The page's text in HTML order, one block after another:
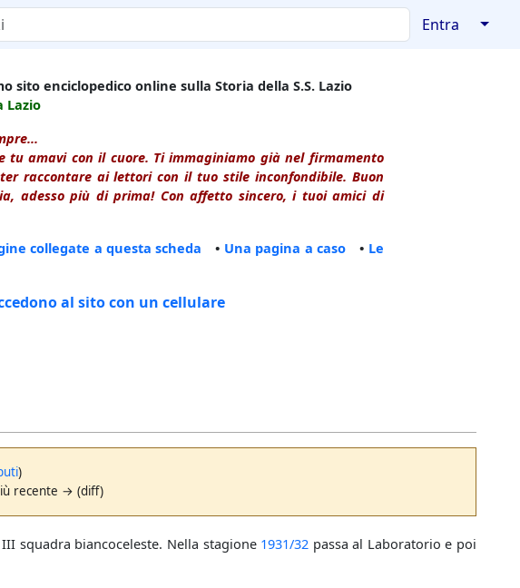
Entra ↓
sito enciclopedico online sulla Storia della S.S. Lazio
Lazio
amavi con il cuore. Ti immaginiamo già nel firmamento
raccontare ai lettori con il tuo stile inconfondibile. Buon
adesso più di prima! Con affetto sincero, i tuoi amici di
collegate a questa scheda • Una pagina a caso • Le
al sito con un cellulare
)
recente → (diff)
squadra biancoceleste. Nella stagione 1931/32 passa al Laboratorio e poi